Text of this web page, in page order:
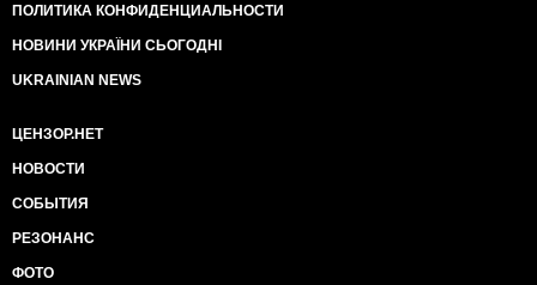
ПОЛИТИКА КОНФИДЕНЦИАЛЬНОСТИ
НОВИНИ УКРАЇНИ СЬОГОДНІ
UKRAINIAN NEWS
ЦЕНЗОР.НЕТ
НОВОСТИ
СОБЫТИЯ
РЕЗОНАНС
ФОТО